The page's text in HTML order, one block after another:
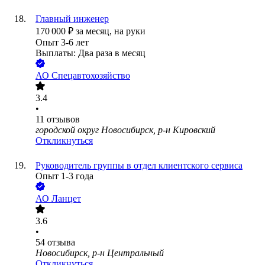
Главный инженер
170 000 ₽ за месяц, на руки
Опыт 3-6 лет
Выплаты: Два раза в месяц
АО Спецавтохозяйство
3.4
•
11 отзывов
городской округ Новосибирск, р-н Кировский
Откликнуться
Руководитель группы в отдел клиентского сервиса
Опыт 1-3 года
АО Ланцет
3.6
•
54 отзыва
Новосибирск, р-н Центральный